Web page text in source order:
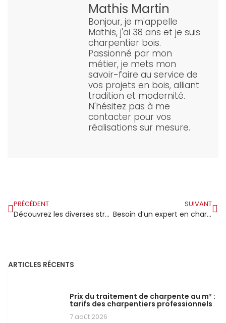
Mathis Martin
Bonjour, je m'appelle
Mathis, j'ai 38 ans et je suis
charpentier bois.
Passionné par mon
métier, je mets mon
savoir-faire au service de
vos projets en bois, alliant
tradition et modernité.
N'hésitez pas à me
contacter pour vos
réalisations sur mesure.
PRÉCÉDENT
Découvrez les diverses structures de charpente : quelles sont leurs spécificités ?
SUIVANT
Besoin d’un expert en charpente et couverture à Montpellier ?
ARTICLES RÉCENTS
Prix du traitement de charpente au m² :
tarifs des charpentiers professionnels
7 août 2026